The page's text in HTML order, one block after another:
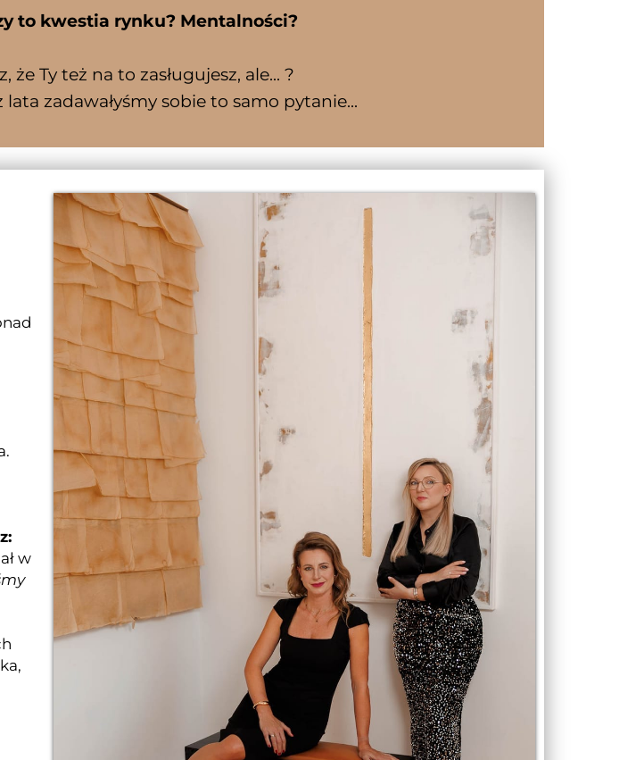
to kwestia rynku? Mentalności?
że Ty też na to zasługujesz, ale... ?
zadawałyśmy sobie to samo pytanie...
w